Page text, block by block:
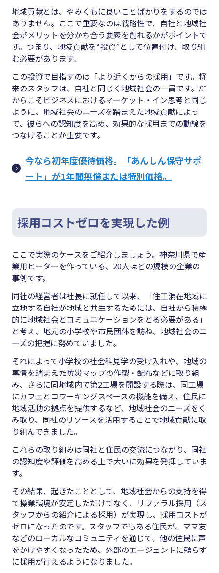
地域貢献とは、やみくもに良いことばかりをするのでは
ありません。ここで重要なのは戦略性で、自社と地域社
会がメリットを分かち合う要素を創れるかがポイントで
す。つまり、地域貢献を“投資”として位置付け、取り組
む必要があります。
この投資で目指すのは「より近くからの採用」です。将
来のスタッフは、自社と同じく地域社会の一員です。だ
からこそビジネスにおけるマーケット・イン思考と同じ
ように、地域社会のニーズを踏まえた地域貢献によっ
て、彼らへの認知度を高め、効果的な採用までの動線を
つなげることが重要です。
今なら初年度優待価格。「あんしん保守サポ
ート」が1年間無償または特別価格。
採用コストゼロを実現した例
ここで実際のケースをご紹介しましょう。神奈川県で産
業用ヒーターを作っている、20人ほどの規模の企業の
事例です。
同社の経営者は社長に就任して以来、「住工混在地域に
立地する自社が地域と共生するためには、自社から積極
的に地域社会とコミュニケーションをとる必要がある」
と考え、地元の小学校や市民団体を訪ね、地域社会のニ
ーズの把握に努めていました。
それによって小学校の社会科見学の受け入れや、地域の
事情を踏まえた防災マップの作製・配布などに取り組
み、さらに同地域内で第2工場を開設する際は、同工場
にカフェとコワーキングスペースの機能を備え、住民に
地域活動の拠点を提供するなど、地域社会のニーズをく
み取り、同社のリソースを活用することで地域貢献に取
り組んできました。
これらの取り組みは同社と住民の交流につながり、同社
の認知度や評価を高める上で大いに効果を発揮していま
す。
その結果、起きたこととして、地域社会からの支持を得
て操業環境が安定しただけでなく、リファラル採用（ス
タッフからの紹介による採用）が実現し、採用コストが
ゼロになったのです。スタッフでもある住民が、ママ友
などのローカルなコミュニティを通じて、他の住民に声
をかけやすくなったため、外部のエージェントに頼らず
に採用が行えるようになりました。